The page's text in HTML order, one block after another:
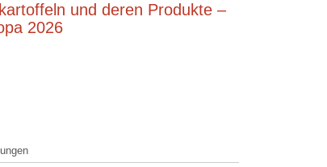
und deren Produkte –
2026